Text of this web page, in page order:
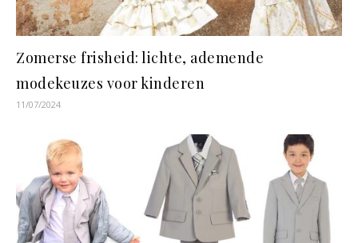
Zomerse frisheid: lichte, ademende
modekeuzes voor kinderen
11/07/2024